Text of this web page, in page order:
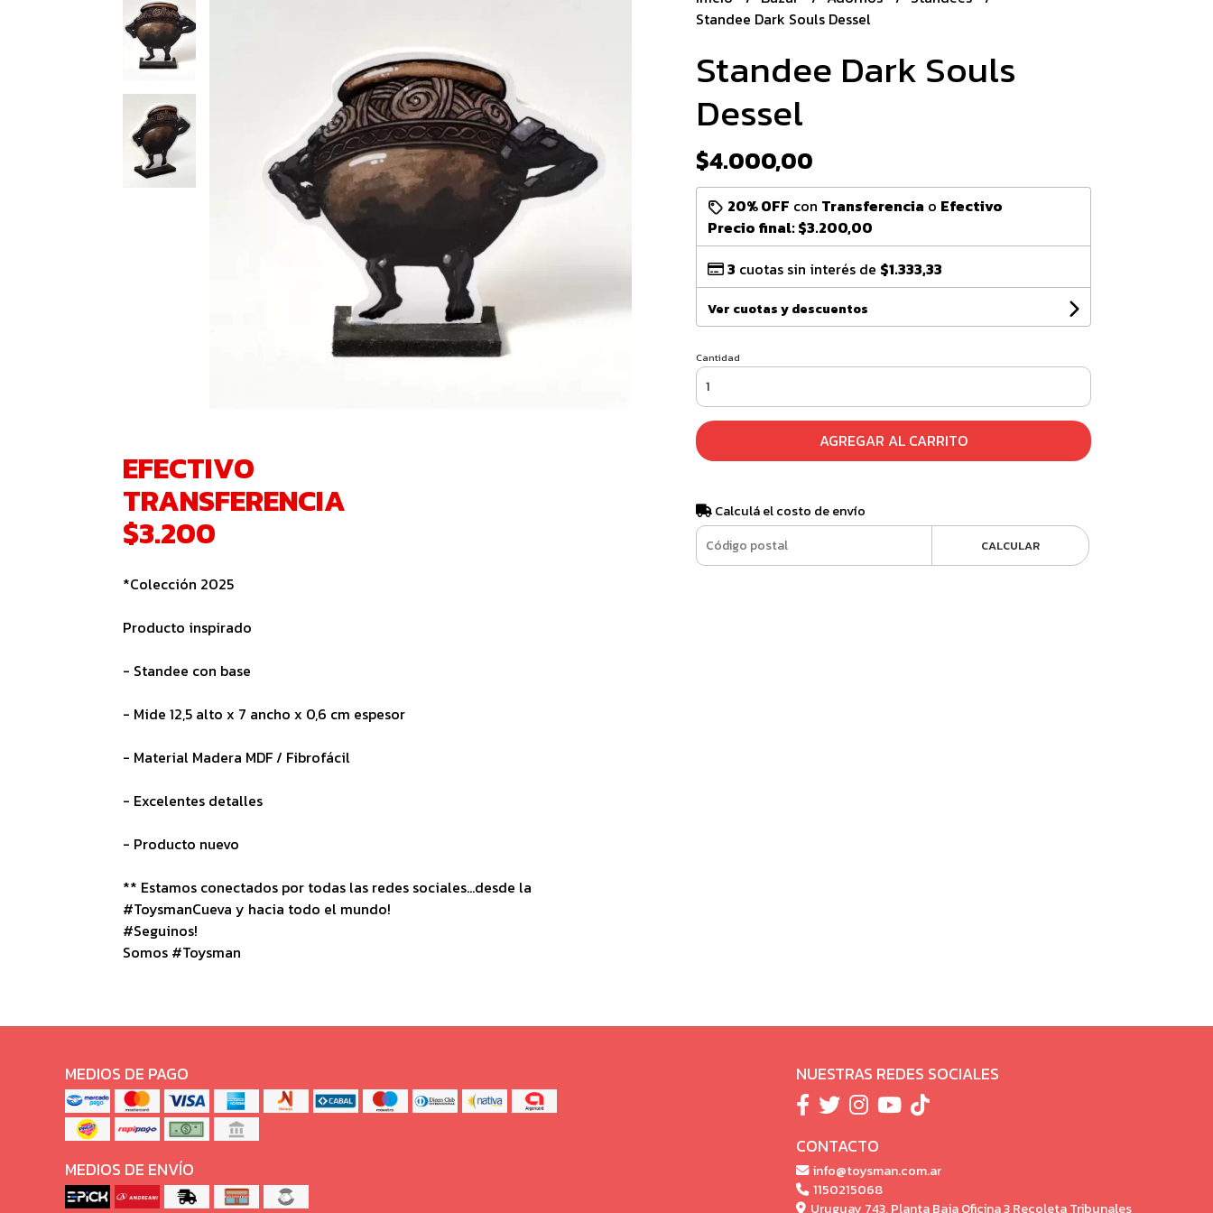
EFECTIVO
TRANSFERENCIA
$3.200
*Colección 2025
Producto inspirado
- Standee con base
- Mide 12,5 alto x 7 ancho x 0,6 cm espesor
- Material Madera MDF / Fibrofácil
- Excelentes detalles
- Producto nuevo
** Estamos conectados por todas las redes sociales...desde la
#ToysmanCueva y hacia todo el mundo!
#Seguinos!
Somos #Toysman
Standee Dark Souls Dessel
Standee Dark Souls
Dessel
$4.000,00
20% OFF con Transferencia o Efectivo
Precio final:$3.200,00
3 cuotas sin interés de $1.333,33
Ver cuotas y descuentos
Cantidad
AGREGAR AL CARRITO
Calculá el costo de envío
CALCULAR
MEDIOS DE PAGO
MEDIOS DE ENVÍO
NUESTRAS REDES SOCIALES
CONTACTO
info@toysman.com.ar
1150215068
Uruguay 743, Planta Baja Oficina 3 Recoleta Tribunales